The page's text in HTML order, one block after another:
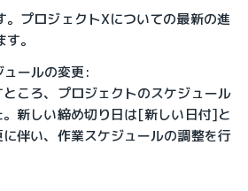
。プロジェクトXについての最新の進
。
ールの変更:
ころ、プロジェクトのスケジュール
。新しい締め切り日は[新しい日付]と
伴い、作業スケジュールの調整を行